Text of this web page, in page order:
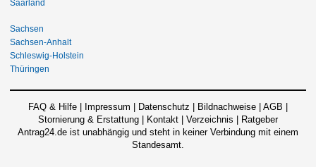
Saarland
Sachsen
Sachsen-Anhalt
Schleswig-Holstein
Thüringen
FAQ & Hilfe | Impressum | Datenschutz | Bildnachweise | AGB |
Stornierung & Erstattung | Kontakt | Verzeichnis | Ratgeber
Antrag24.de ist unabhängig und steht in keiner Verbindung mit einem
Standesamt.